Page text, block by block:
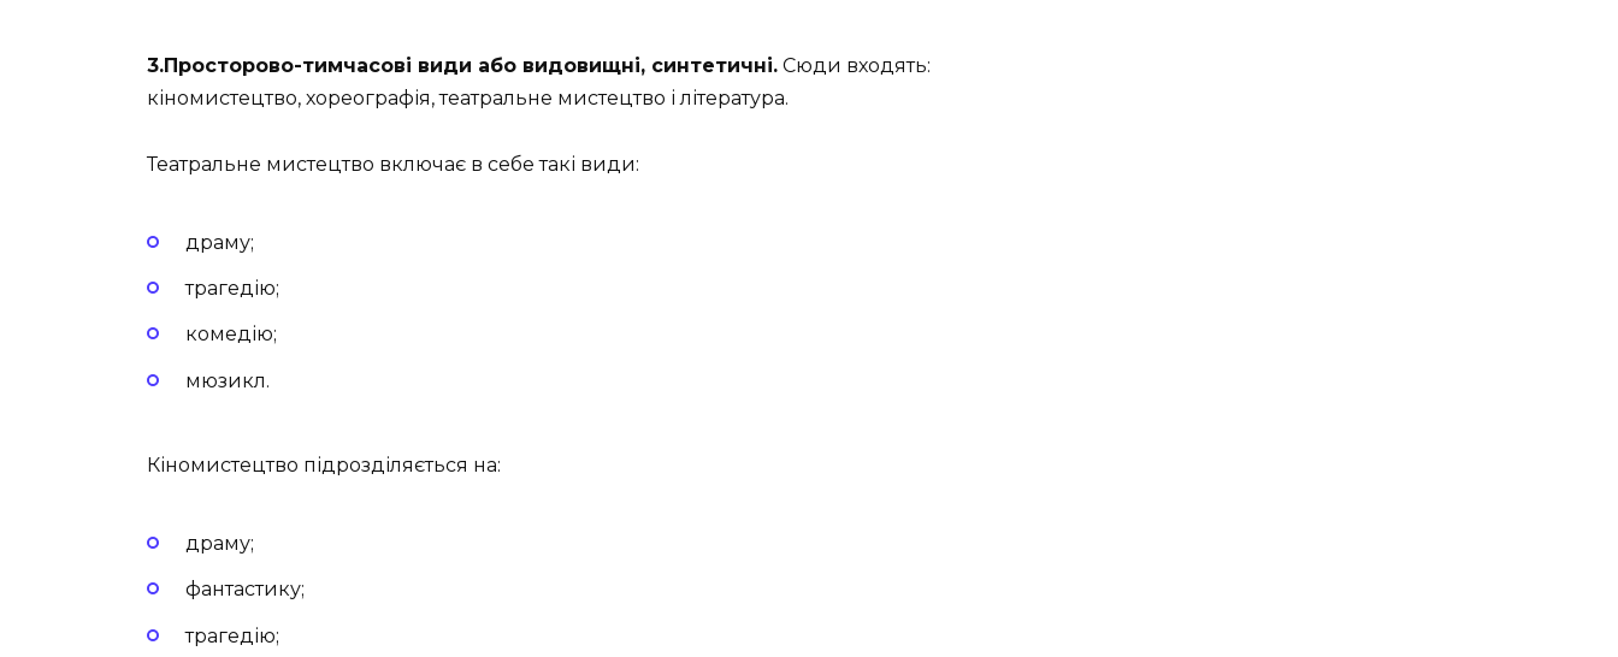
3.Просторово-тимчасові види або видовищні, синтетичні. Сюди входять:
кіномистецтво, хореографія, театральне мистецтво і література.
Театральне мистецтво включає в себе такі види:
драму;
трагедію;
комедію;
мюзикл.
Кіномистецтво підрозділяється на:
драму;
фантастику;
трагедію;